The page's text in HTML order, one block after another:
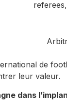
de
leur valeur.
dans